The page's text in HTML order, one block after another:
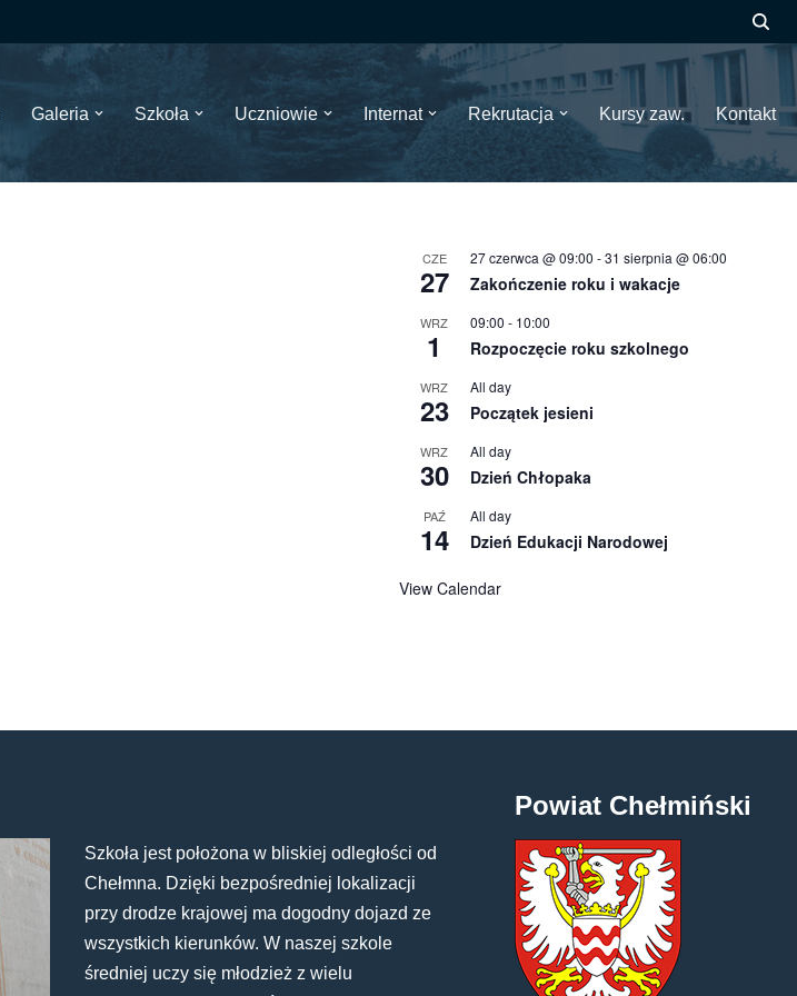
Galeria Szkoła Uczniowie Internat Rekrutacja Kursy zaw. Kontakt
CZE
27
27 czerwca @ 09:00 -31 sierpnia @ 06:00
Zakończenie roku i wakacje
WRZ
1
09:00 - 10:00
Rozpoczęcie roku szkolnego
WRZ
23
All day
Początek jesieni
WRZ
30
All day
Dzień Chłopaka
PAŹ
14
All day
Dzień Edukacji Narodowej
View Calendar
Szkoła jest położona w bliskiej odległości od
Chełmna. Dzięki bezpośredniej lokalizacji
przy drodze krajowej ma dogodny dojazd ze
wszystkich kierunków. W naszej szkole
średniej uczy się młodzież z wielu
Powiat Chełmiński